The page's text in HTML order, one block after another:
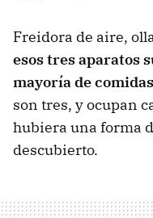
Freidora de aire,
esos tres aparatos
mayoría de
son tres, y ocupan
hubiera una forma
descubierto.